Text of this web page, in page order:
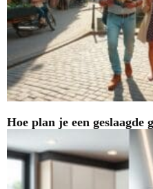
Hoe plan je een geslaagde